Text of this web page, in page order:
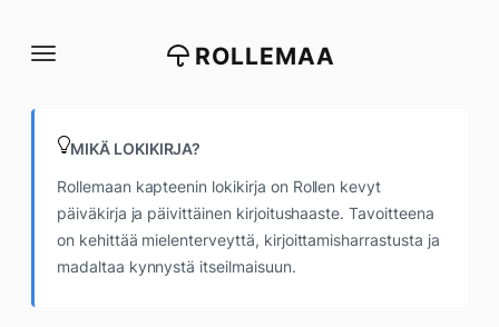
suoraan
ROLLEMAA
MIKÄ LOKIKIRJA?
Rollemaan kapteenin lokikirja on Rollen kevyt
päiväkirja ja päivittäinen kirjoitushaaste. Tavoitteena
on kehittää mielenterveyttä, kirjoittamisharrastusta ja
madaltaa kynnystä itseilmaisuun.